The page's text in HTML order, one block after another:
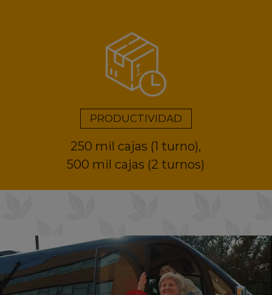
PRODUCTIVIDAD
250 mil cajas (1 turno),
500 mil cajas (2 turnos)